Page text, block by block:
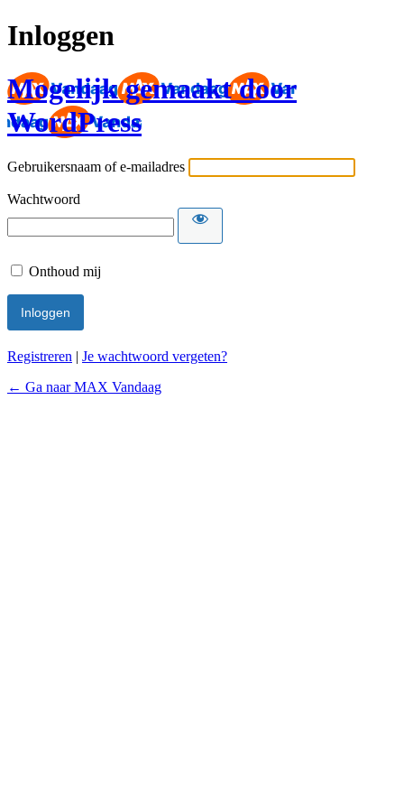
Inloggen
Mogelijk gemaakt door
WordPress
Gebruikersnaam of e-mailadres
Wachtwoord
Onthoud mij
Registreren | Je wachtwoord vergeten?
← Ga naar MAX Vandaag